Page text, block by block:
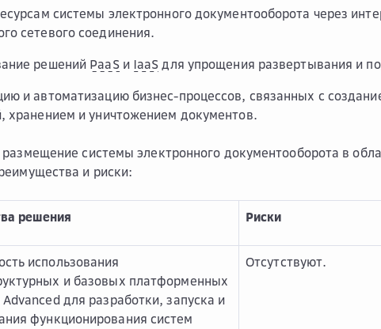
системы электронного документооборота через
сетевого соединения.
решений PaaSи IaaS для упрощения развертывания и
и автоматизацию бизнес-процессов, связанных с
хранением и уничтожением документов.
системы электронного документооборота в
и риски:
решения Риски
использования
и базовых платформенных
для разработки, запуска и
функционирования систем
Отсутствуют.